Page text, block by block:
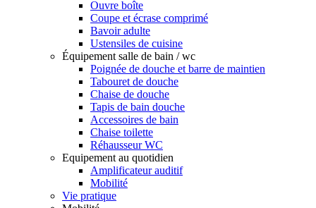
Ouvre boîte
Coupe et écrase comprimé
Bavoir adulte
Ustensiles de cuisine
Équipement salle de bain / wc
Poignée de douche et barre de maintien
Tabouret de douche
Chaise de douche
Tapis de bain douche
Accessoires de bain
Chaise toilette
Réhausseur WC
Equipement au quotidien
Amplificateur auditif
Mobilité
Vie pratique